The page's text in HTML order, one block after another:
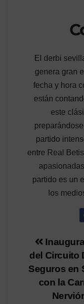
El derbi
genera gran
fecha y hora
están
este
partido
entre Real
partido es un
los
de
del Circuito
Seguros en
con la